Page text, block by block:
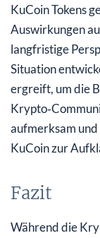
KuCoin Tokens
Auswirkungen
langfristige
Situation
ergreift, um die
aufmerksam
KuCoin zur
Fazit
Während die